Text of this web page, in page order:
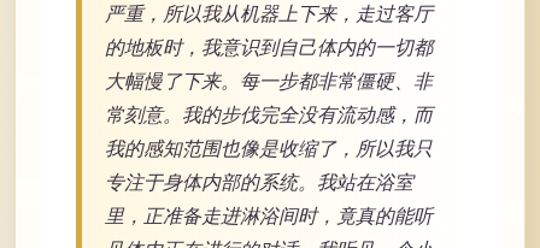
严重，所以我从机器上下来，走过客厅
的地板时，我意识到自己体内的一切都
大幅慢了下来。每一步都非常僵硬、非
常刻意。我的步伐完全没有流动感，而
我的感知范围也像是收缩了，所以我只
专注于身体内部的系统。我站在浴室
里，正准备走进淋浴间时，竟真的能听